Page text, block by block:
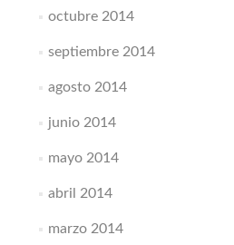
octubre 2014
septiembre 2014
agosto 2014
junio 2014
mayo 2014
abril 2014
marzo 2014